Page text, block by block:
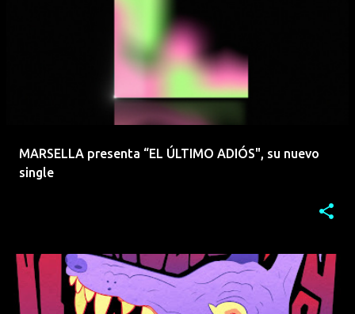
MARSELLA presenta “EL ÚLTIMO ADIÓS", su nuevo
single